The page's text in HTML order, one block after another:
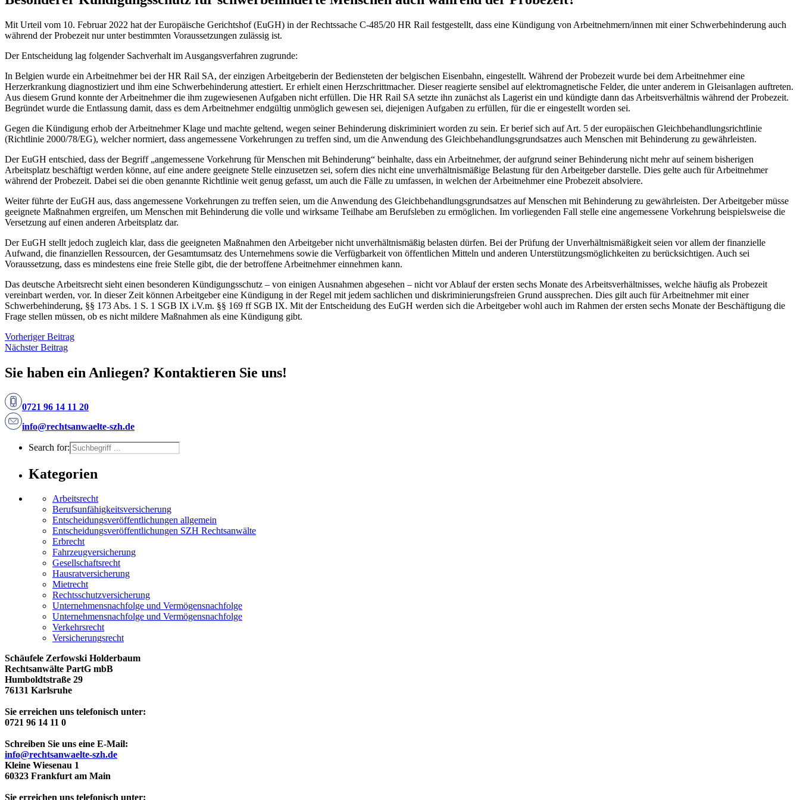
Mit Urteil vom 10. Februar 2022 hat der Europäische Gerichtshof (EuGH) in der Rechtssache C-485/20 HR Rail festgestellt, dass eine Kündigung von Arbeitnehmern/innen mit einer Schwerbehinderung auch
während der Probezeit nur unter bestimmten Voraussetzungen zulässig ist.
Der Entscheidung lag folgender Sachverhalt im Ausgangsverfahren zugrunde:
In Belgien wurde ein Arbeitnehmer bei der HR Rail SA, der einzigen Arbeitgeberin der Bediensteten der belgischen Eisenbahn, eingestellt. Während der Probezeit wurde bei dem Arbeitnehmer eine
Herzerkrankung diagnostiziert und ihm eine Schwerbehinderung attestiert. Er erhielt einen Herzschrittmacher. Dieser reagierte sensibel auf elektromagnetische Felder, die unter anderem in Gleisanlagen auftreten.
Aus diesem Grund konnte der Arbeitnehmer die ihm zugewiesenen Aufgaben nicht erfüllen. Die HR Rail SA setzte ihn zunächst als Lagerist ein und kündigte dann das Arbeitsverhältnis während der Probezeit.
Begründet wurde die Entlassung damit, dass es dem Arbeitnehmer endgültig unmöglich gewesen sei, diejenigen Aufgaben zu erfüllen, für die er eingestellt worden sei.
Gegen die Kündigung erhob der Arbeitnehmer Klage und machte geltend, wegen seiner Behinderung diskriminiert worden zu sein. Er berief sich auf Art. 5 der europäischen Gleichbehandlungsrichtlinie
(Richtlinie 2000/78/EG), welcher normiert, dass angemessene Vorkehrungen zu treffen sind, um die Anwendung des Gleichbehandlungsgrundsatzes auch Menschen mit Behinderung zu gewährleisten.
Der EuGH entschied, dass der Begriff „angemessene Vorkehrung für Menschen mit Behinderung“ beinhalte, dass ein Arbeitnehmer, der aufgrund seiner Behinderung nicht mehr auf seinem bisherigen
Arbeitsplatz beschäftigt werden könne, auf eine andere geeignete Stelle einzusetzen sei, sofern dies nicht eine unverhältnismäßige Belastung für den Arbeitgeber darstelle. Dies gelte auch für Arbeitnehmer
während der Probezeit. Dabei sei die oben genannte Richtlinie weit genug gefasst, um auch die Fälle zu umfassen, in welchen der Arbeitnehmer eine Probezeit absolviere.
Weiter führte der EuGH aus, dass angemessene Vorkehrungen zu treffen seien, um die Anwendung des Gleichbehandlungsgrundsatzes auf Menschen mit Behinderung zu gewährleisten. Der Arbeitgeber müsse
geeignete Maßnahmen ergreifen, um Menschen mit Behinderung die volle und wirksame Teilhabe am Berufsleben zu ermöglichen. Im vorliegenden Fall stelle eine angemessene Vorkehrung beispielsweise die
Versetzung auf einen anderen Arbeitsplatz dar.
Der EuGH stellt jedoch zugleich klar, dass die geeigneten Maßnahmen den Arbeitgeber nicht unverhältnismäßig belasten dürfen. Bei der Prüfung der Unverhältnismäßigkeit seien vor allem der finanzielle
Aufwand, die finanziellen Ressourcen, der Gesamtumsatz des Unternehmens sowie die Verfügbarkeit von öffentlichen Mitteln und anderen Unterstützungsmöglichkeiten zu berücksichtigen. Auch sei
Voraussetzung, dass es mindestens eine freie Stelle gibt, die der betroffene Arbeitnehmer einnehmen kann.
Das deutsche Arbeitsrecht sieht einen besonderen Kündigungsschutz – von einigen Ausnahmen abgesehen – nicht vor Ablauf der ersten sechs Monate des Arbeitsverhältnisses, welche häufig als Probezeit
vereinbart werden, vor. In dieser Zeit können Arbeitgeber eine Kündigung in der Regel mit jedem sachlichen und diskriminierungsfreien Grund aussprechen. Dies gilt auch für Arbeitnehmer mit einer
Schwerbehinderung, §§ 173 Abs. 1 S. 1 SGB IX i.V.m. §§ 169 ff SGB IX. Mit der Entscheidung des EuGH werden sich die Arbeitgeber wohl auch im Rahmen der ersten sechs Monate der Beschäftigung die
Frage stellen müssen, ob es nicht mildere Maßnahmen als eine Kündigung gibt.
Vorheriger Beitrag
Nächster Beitrag
Sie haben ein Anliegen? Kontaktieren Sie uns!
0721 96 14 11 20
info@rechtsanwaelte-szh.de
Search for:
Kategorien
Arbeitsrecht
Berufsunfähigkeitsversicherung
Entscheidungs­­veröffentlichungen allgemein
Entscheidungs­veröffentlichungen SZH Rechtsanwälte
Erbrecht
Fahrzeugversicherung
Gesellschaftsrecht
Hausratversicherung
Mietrecht
Rechtsschutzversicherung
Unternehmensnachfolge und Vermögensnachfolge
Unternehmensnachfolge und Vermögensnachfolge
Verkehrsrecht
Versicherungsrecht
Schäufele Zerfowski Holderbaum
Rechtsanwälte PartG mbB
Humboldtstraße 29
76131 Karlsruhe
Sie erreichen uns telefonisch unter:
0721 96 14 11 0
Schreiben Sie uns eine E-Mail:
info@rechtsanwaelte-szh.de
Kleine Wiesenau 1
60323 Frankfurt am Main
Sie erreichen uns telefonisch unter: